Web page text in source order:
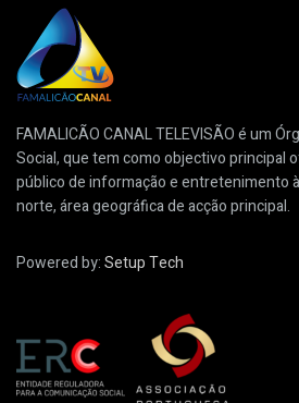
FAMALICÃO CANAL TELEVISÃO é um
Social, que tem como objectivo principal
público de informação e entretenimento
norte, área geográfica de acção principal.
Powered by:Setup Tech